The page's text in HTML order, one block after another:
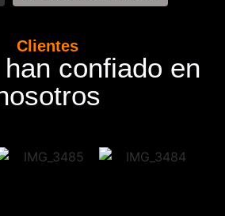
Clientes
confiado en